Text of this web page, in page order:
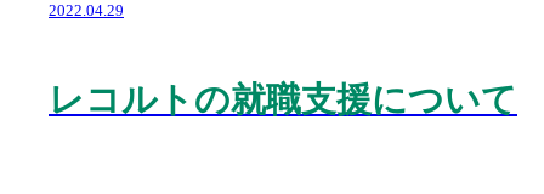
2022.04.29
レコルトの就職支援について